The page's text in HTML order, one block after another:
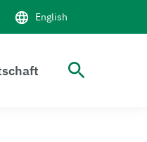
English